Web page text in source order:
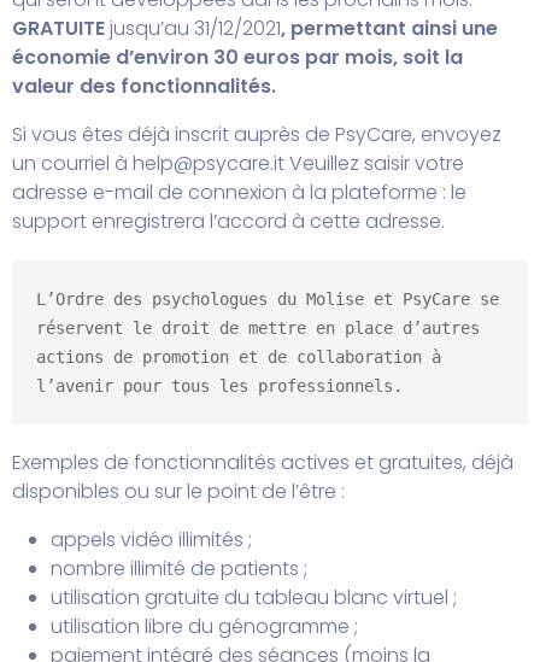
GRATUITEjusqu’au 31/12/2021, permettant ainsi une
économie d’environ 30 euros par mois, soit la
valeur des fonctionnalités.
Si vous êtes déjà inscrit auprès de PsyCare, envoyez
un courriel à help@psycare.itVeuillez saisir votre
adresse e-mail de connexion à la plateforme : le
support enregistrera l’accord à cette adresse.
L’Ordre des psychologues du Molise et PsyCare se
réservent le droit de mettre en place d’autres
actions de promotion et de collaboration à
l’avenir pour tous les professionnels.
Exemples de fonctionnalités actives et gratuites, déjà
disponibles ou sur le point de l’être :
appels vidéo illimités ;
nombre illimité de patients ;
utilisation gratuite du tableau blanc virtuel ;
utilisation libre du génogramme ;
paiement intégré des séances (moins la